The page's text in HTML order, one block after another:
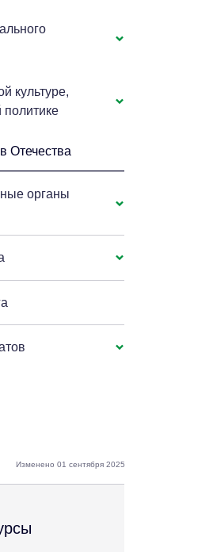
культуре,
Отечества
органы
Изменено 01 сентября 2025